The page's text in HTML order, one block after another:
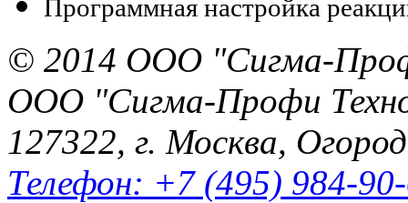
Программная настройка
© 2014 ООО "Сигма-
ООО "Сигма-Профи
127322, г. Москва,
Телефон: +7 (495) 984-